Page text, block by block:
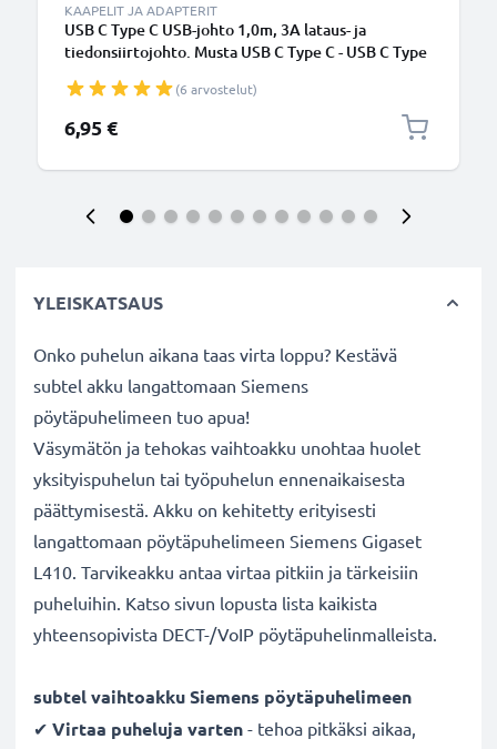
KAAPELIT JA ADAPTERIT
USB C Type C USB-johto 1,0m, 3A lataus- ja
tiedonsiirtojohto. Musta USB C Type C - USB C Type
(6 arvostelut)
6,95 €
YLEISKATSAUS
Onko puhelun aikana taas virta loppu? Kestävä
subtel akku langattomaan Siemens
pöytäpuhelimeen tuo apua!
Väsymätön ja tehokas vaihtoakku unohtaa huolet
yksityispuhelun tai työpuhelun ennenaikaisesta
päättymisestä. Akku on kehitetty erityisesti
langattomaan pöytäpuhelimeen Siemens Gigaset
L410. Tarvikeakku antaa virtaa pitkiin ja tärkeisiin
puheluihin. Katso sivun lopusta lista kaikista
yhteensopivista DECT-/VoIP pöytäpuhelinmalleista.
subtel vaihtoakku Siemens pöytäpuhelimeen
✔ Virtaa puheluja varten - tehoa pitkäksi aikaa,